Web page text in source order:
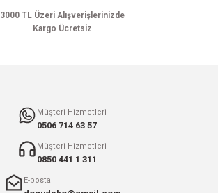
3000 TL Üzeri Alışverişlerinizde
Kargo Ücretsiz
Müşteri Hizmetleri
0506 714 63 57
Müşteri Hizmetleri
0850 441 1 311
E-posta